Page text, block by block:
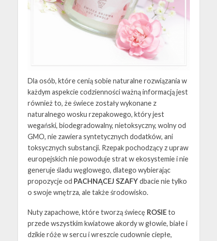
Dla osób, które cenią sobie naturalne rozwiązania w
każdym aspekcie codzienności ważną informacją jest
również to, że świece zostały wykonane z
naturalnego wosku rzepakowego, który jest
wegański, biodegradowalny, nietoksyczny, wolny od
GMO, nie zawiera syntetycznych dodatków, ani
toksycznych substancji. Rzepak pochodzący z upraw
europejskich nie powoduje strat w ekosystemie i nie
generuje śladu węglowego, dlatego wybierając
propozycje od PACHNĄCEJ SZAFYdbacie nie tylko
o swoje wnętrza, ale także środowisko.
Nuty zapachowe, które tworzą świecę ROSIEto
przede wszystkim kwiatowe akordy w głowie, białe i
dzikie róże w sercu i wreszcie cudownie ciepłe,